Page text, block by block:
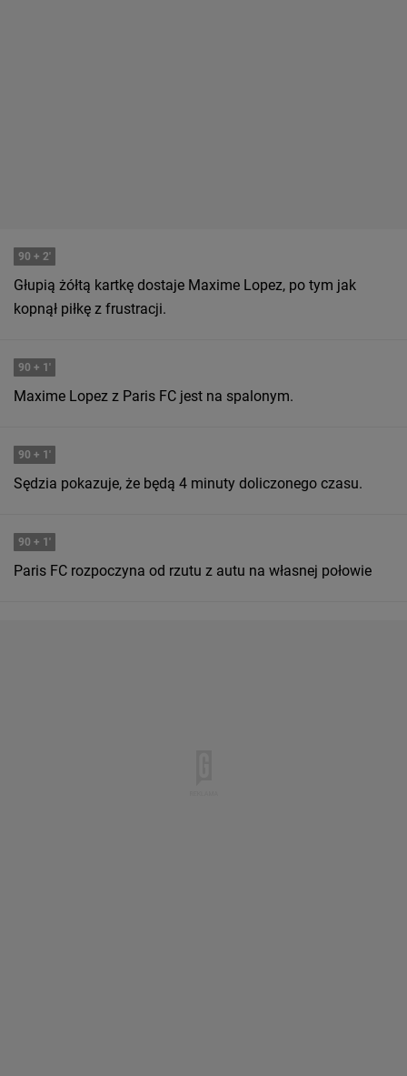
90 + 2'
Głupią żółtą kartkę dostaje Maxime Lopez, po tym jak
kopnął piłkę z frustracji.
90 + 1'
Maxime Lopez z Paris FC jest na spalonym.
90 + 1'
Sędzia pokazuje, że będą 4 minuty doliczonego czasu.
90 + 1'
Paris FC rozpoczyna od rzutu z autu na własnej połowie